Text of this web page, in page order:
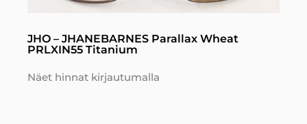
JHO – JHANEBARNES Parallax Wheat
PRLXIN55 Titanium
Näet hinnat kirjautumalla